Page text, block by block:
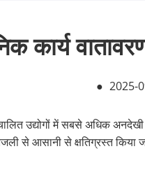
कार्य
● 2025-
उद्योगों में सबसे अधिक
से आसानी से क्षतिग्रस्त